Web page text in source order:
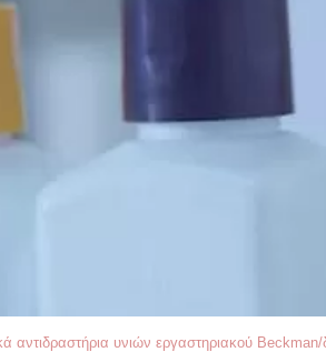
αντιδραστήρια υνιών εργαστηριακού